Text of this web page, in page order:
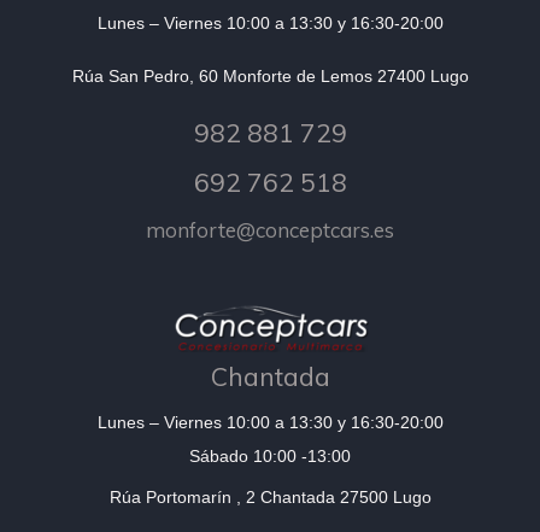
Lunes – Viernes 10:00 a 13:30 y 16:30-20:00
Rúa San Pedro, 60 Monforte de Lemos 27400 Lugo
982 881 729
692 762 518
monforte@conceptcars.es
Chantada
Lunes – Viernes 10:00 a 13:30 y 16:30-20:00
Sábado 10:00 -13:00
Rúa Portomarín , 2 Chantada 27500 Lugo